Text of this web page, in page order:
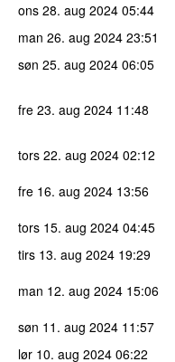
ons 28. aug 2024 05:44
man 26. aug 2024 23:51
søn 25. aug 2024 06:05
fre 23. aug 2024 11:48
tors 22. aug 2024 02:12
fre 16. aug 2024 13:56
tors 15. aug 2024 04:45
tirs 13. aug 2024 19:29
man 12. aug 2024 15:06
søn 11. aug 2024 11:57
lør 10. aug 2024 06:22